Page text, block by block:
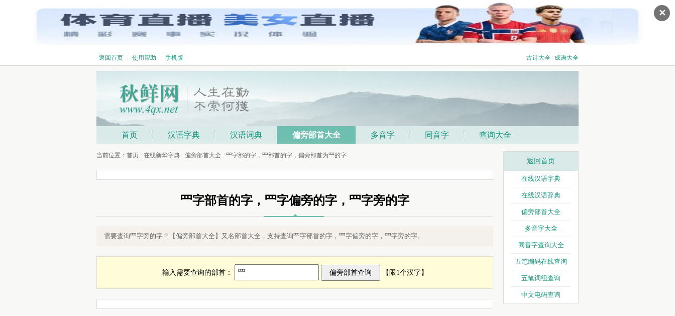
✕
返回首页 使用帮助 手机版 古诗大全 成语大全
首页 汉语字典 汉语词典 偏旁部首大全 多音字 同音字 查询大全
当前位置： 首页 - 在线新华字典 - 偏旁部首大全 - 罒字部的字，罒部首的字，偏旁部首为罒的字
罒字部首的字，罒字偏旁的字，罒字旁的字
需要查询罒字旁的字？【偏旁部首大全】又名部首大全，支持查询罒字部首的字，罒字偏旁的字，罒字旁的字。
输入需要查询的部首： 【限1个汉字】
返回首页
在线汉语字典
在线汉语辞典
偏旁部首大全
多音字大全
同音字查询大全
五笔编码在线查询
五笔词组查询
中文电码查询